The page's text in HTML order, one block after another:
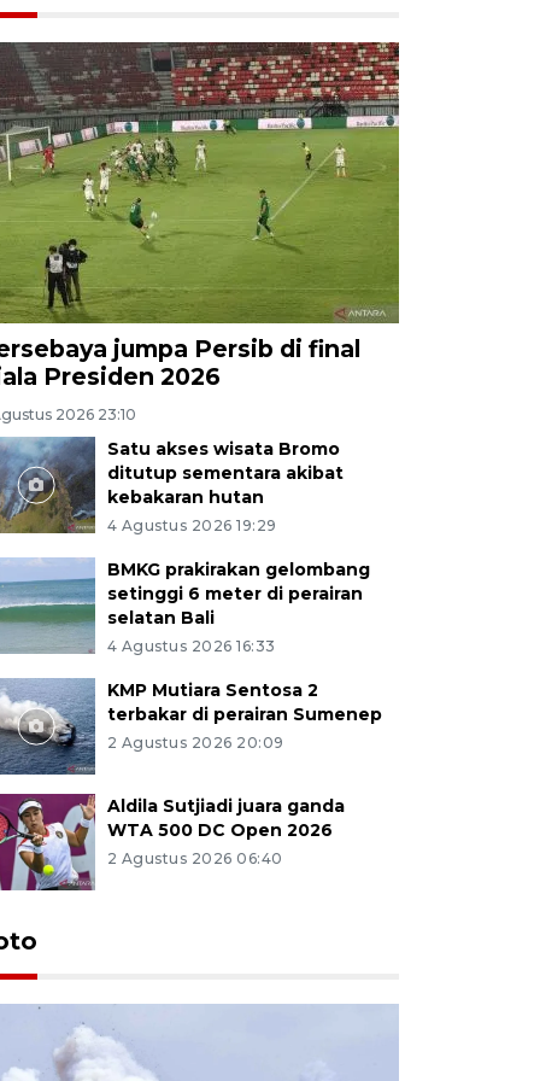
jumpa Persib di final
Presiden 2026
2026 23:10
Satu akses wisata Bromo
ditutup sementara akibat
kebakaran hutan
4 Agustus 2026 19:29
BMKG prakirakan gelombang
setinggi 6 meter di perairan
selatan Bali
4 Agustus 2026 16:33
KMP Mutiara Sentosa 2
terbakar di perairan Sumenep
2 Agustus 2026 20:09
Aldila Sutjiadi juara ganda
WTA 500 DC Open 2026
2 Agustus 2026 06:40